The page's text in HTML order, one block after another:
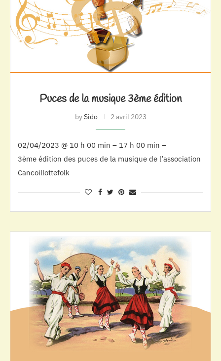
Puces de la musique 3ème édition
bySido 2 avril 2023
02/04/2023 @ 10 h 00 min – 17 h 00 min –
3ème édition des puces de la musique de l’association
Cancoillottefolk